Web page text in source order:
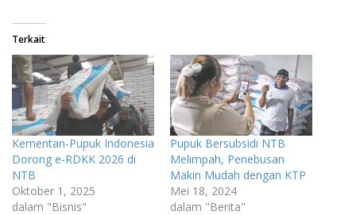
Terkait
Kementan-Pupuk Indonesia
Dorong e-RDKK 2026 di
NTB
Oktober 1, 2025
dalam "Bisnis"
Pupuk Bersubsidi NTB
Melimpah, Penebusan
Makin Mudah dengan KTP
Mei 18, 2024
dalam "Berita"